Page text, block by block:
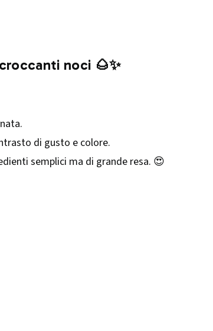
noci 🌰✨
di gusto e colore.
semplici ma di grande resa. 😍